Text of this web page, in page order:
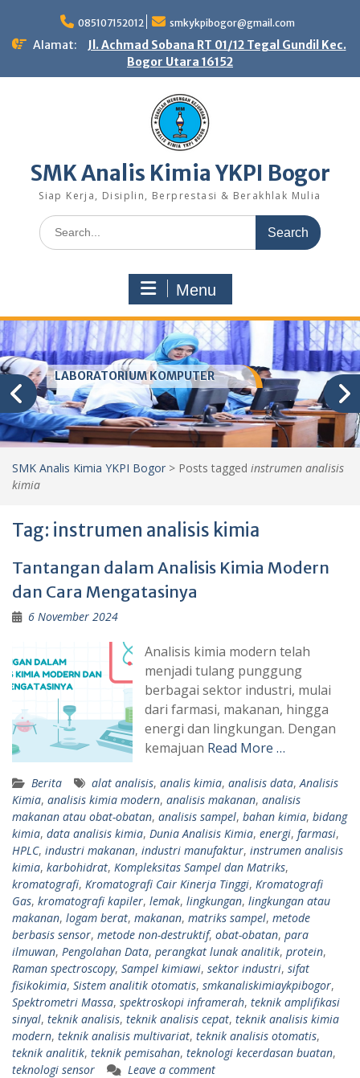
content
085107152012 smkykpibogor@gmail.com
Alamat:
Jl. Achmad Sobana RT 01/12 Tegal Gundil Kec.
Bogor Utara 16152
SMK Analis Kimia YKPI Bogor
Siap Kerja, Disiplin, Berprestasi & Berakhlak Mulia
Search
for:
Menu
LABORATORIUM KOMPUTER
SMK Analis Kimia YKPI Bogor > Posts tagged instrumen analisis
kimia
Tag: instrumen analisis kimia
Tantangan dalam Analisis Kimia Modern
dan Cara Mengatasinya
6 November 2024
Analisis kimia modern telah
menjadi tulang punggung
berbagai sektor industri, mulai
dari farmasi, makanan, hingga
energi dan lingkungan. Dengan
kemajuan Read More …
Berita alat analisis, analis kimia, analisis data, Analisis
Kimia, analisis kimia modern, analisis makanan, analisis
makanan atau obat-obatan, analisis sampel, bahan kimia, bidang
kimia, data analisis kimia, Dunia Analisis Kimia, energi, farmasi,
HPLC, industri makanan, industri manufaktur, instrumen analisis
kimia, karbohidrat, Kompleksitas Sampel dan Matriks,
kromatografi, Kromatografi Cair Kinerja Tinggi, Kromatografi
Gas, kromatografi kapiler, lemak, lingkungan, lingkungan atau
makanan, logam berat, makanan, matriks sampel, metode
berbasis sensor, metode non-destruktif, obat-obatan, para
ilmuwan, Pengolahan Data, perangkat lunak analitik, protein,
Raman spectroscopy, Sampel kimiawi, sektor industri, sifat
fisikokimia, Sistem analitik otomatis, smkanaliskimiaykpibogor,
Spektrometri Massa, spektroskopi inframerah, teknik amplifikasi
sinyal, teknik analisis, teknik analisis cepat, teknik analisis kimia
modern, teknik analisis multivariat, teknik analisis otomatis,
teknik analitik, teknik pemisahan, teknologi kecerdasan buatan,
teknologi sensor
Leave a comment